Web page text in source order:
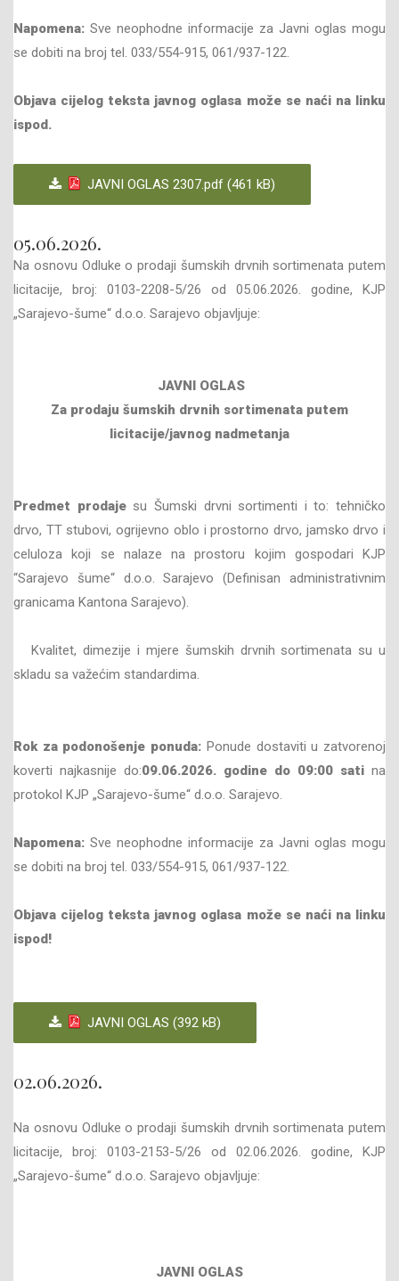
Napomena: Sve neophodne informacije za Javni oglas mogu
se dobiti na broj tel. 033/554-915, 061/937-122.
Objava cijelog teksta javnog oglasa može se naći na linku
ispod.
JAVNI OGLAS 2307.pdf (461 kB)
05.06.2026.
Na osnovu Odluke o prodaji šumskih drvnih sortimenata putem
licitacije, broj: 0103-2208-5/26 od 05.06.2026. godine, KJP
„Sarajevo-šume“ d.o.o. Sarajevo objavljuje:
JAVNI OGLAS
Za prodaju šumskih drvnih sortimenata putem
licitacije/javnog nadmetanja
Predmet prodajesu Šumski drvni sortimenti i to: tehničko
drvo, TT stubovi, ogrijevno oblo i prostorno drvo, jamsko drvo i
celuloza koji se nalaze na prostoru kojim gospodari KJP
“Sarajevo šume“ d.o.o. Sarajevo (Definisan administrativnim
granicama Kantona Sarajevo).
Kvalitet, dimezije i mjere šumskih drvnih sortimenata su u
skladu sa važećim standardima.
Rok za podonošenje ponuda: Ponude dostaviti u zatvorenoj
koverti najkasnije do:09.06.2026. godine do 09:00 sati na
protokol KJP „Sarajevo-šume“ d.o.o. Sarajevo.
Napomena: Sve neophodne informacije za Javni oglas mogu
se dobiti na broj tel. 033/554-915, 061/937-122.
Objava cijelog teksta javnog oglasa može se naći na linku
ispod!
JAVNI OGLAS (392 kB)
02.06.2026.
Na osnovu Odluke o prodaji šumskih drvnih sortimenata putem
licitacije, broj: 0103-2153-5/26 od 02.06.2026. godine, KJP
„Sarajevo-šume“ d.o.o. Sarajevo objavljuje:
JAVNI OGLAS